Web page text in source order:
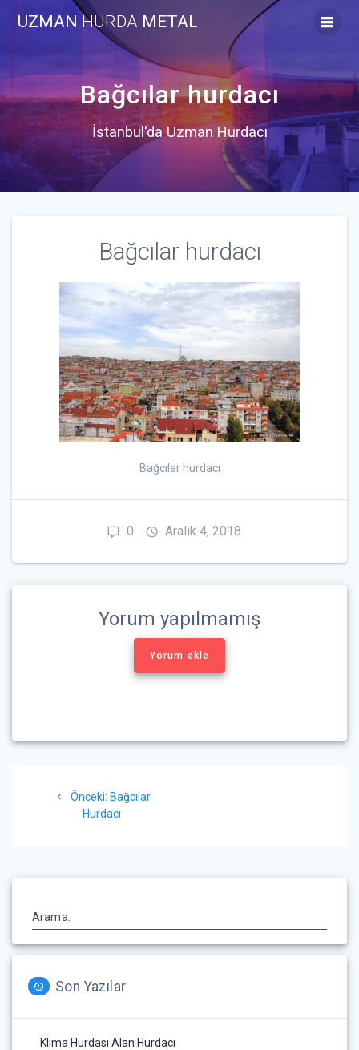
to
UZMAN HURDA METAL
Bağcılar hurdacı
İstanbul'da Uzman Hurdacı
Bağcılar hurdacı
Bağcılar hurdacı
0 Aralık 4, 2018
Yorum yapılmamış
Yorum ekle
gezinmesi
Önceki: Önceki
yazı:
Bağcılar
Hurdacı
Arama:
Son Yazılar
Klima Hurdası Alan Hurdacı